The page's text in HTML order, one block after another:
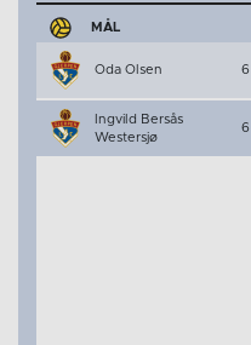
MÅL
Oda Olsen 6
Ingvild Bersås
Westersjø
6